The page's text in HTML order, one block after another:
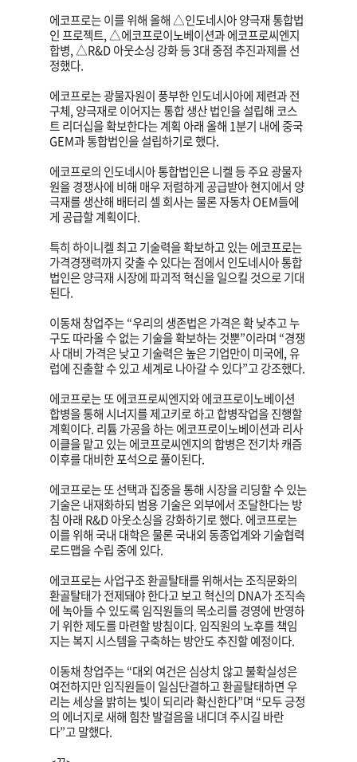
에코프로는 이를 위해 올해 △인도네시아 양극재 통합법
인 프로젝트, △에코프로이노베이션과 에코프로씨엔지
합병, △R&D 아웃소싱 강화 등 3대 중점 추진과제를 선
정했다.
에코프로는 광물자원이 풍부한 인도네시아에 제련과 전
구체, 양극재로 이어지는 통합 생산 법인을 설립해 코스
트 리더십을 확보한다는 계획 아래 올해 1분기 내에 중국
GEM과 통합법인을 설립하기로 했다.
에코프로의 인도네시아 통합법인은 니켈 등 주요 광물자
원을 경쟁사에 비해 매우 저렴하게 공급받아 현지에서 양
극재를 생산해 배터리 셀 회사는 물론 자동차 OEM들에
게 공급할 계획이다.
특히 하이니켈 최고 기술력을 확보하고 있는 에코프로는
가격경쟁력까지 갖출 수 있다는 점에서 인도네시아 통합
법인은 양극재 시장에 파괴적 혁신을 일으킬 것으로 기대
된다.
이동채 창업주는 “우리의 생존법은 가격은 확 낮추고 누
구도 따라올 수 없는 기술을 확보하는 것뿐”이라며 “경쟁
사 대비 가격은 낮고 기술력은 높은 기업만이 미국에, 유
럽에 진출할 수 있고 세계로 나아갈 수 있다”고 강조했다.
에코프로는 또 에코프로씨엔지와 에코프로이노베이션
합병을 통해 시너지를 제고키로 하고 합병작업을 진행할
계획이다. 리튬 가공을 하는 에코프로이노베이션과 리사
이클을 맡고 있는 에코프로씨엔지의 합병은 전기차 캐즘
이후를 대비한 포석으로 풀이된다.
에코프로는 또 선택과 집중을 통해 시장을 리딩할 수 있는
기술은 내재화하되 범용 기술은 외부에서 조달한다는 방
침 아래 R&D 아웃소싱을 강화하기로 했다. 에코프로는
이를 위해 국내 대학은 물론 국내외 동종업계와 기술협력
로드맵을 수립 중에 있다.
에코프로는 사업구조 환골탈태를 위해서는 조직문화의
환골탈태가 전제돼야 한다고 보고 혁신의 DNA가 조직속
에 녹아들 수 있도록 임직원들의 목소리를 경영에 반영하
기 위한 제도를 마련할 방침이다. 임직원의 노후를 책임
지는 복지 시스템을 구축하는 방안도 추진할 예정이다.
이동채 창업주는 “대외 여건은 심상치 않고 불확실성은
여전하지만 임직원들이 일심단결하고 환골탈태하면 우
리는 세상을 밝히는 빛이 되리라 확신한다”며 “모두 긍정
의 에너지로 새해 힘찬 발걸음을 내디뎌 주시길 바란
다”고 말했다.